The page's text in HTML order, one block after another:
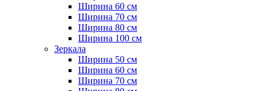
Ширина 60 см
Ширина 70 см
Ширина 80 см
Ширина 100 см
Зеркала
Ширина 50 см
Ширина 60 см
Ширина 70 см